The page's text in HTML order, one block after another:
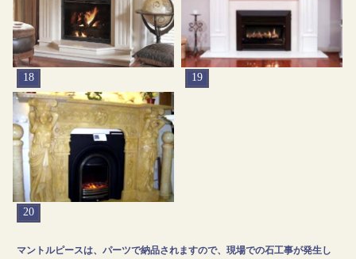
18 19
20
マントルピースは、パーツで納品されますので、現場での石工事が発生し